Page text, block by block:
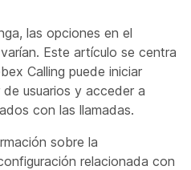
las opciones en el
Este artículo se centra
Calling puede iniciar
usuarios y acceder a
con las llamadas.
sobre la
relacionada con